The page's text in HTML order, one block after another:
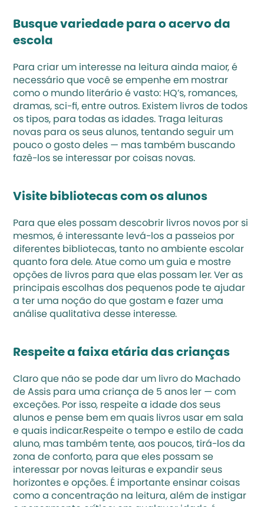
Busque variedade para o acervo da
escola
Para criar um interesse na leitura ainda maior, é
necessário que você se empenhe em mostrar
como o mundo literário é vasto: HQ’s, romances,
dramas, sci-fi, entre outros. Existem livros de todos
os tipos, para todas as idades. Traga leituras
novas para os seus alunos, tentando seguir um
pouco o gosto deles — mas também buscando
fazê-los se interessar por coisas novas.
Visite bibliotecas com os alunos
Para que eles possam descobrir livros novos por si
mesmos, é interessante levá-los a passeios por
diferentes bibliotecas, tanto no ambiente escolar
quanto fora dele. Atue como um guia e mostre
opções de livros para que elas possam ler. Ver as
principais escolhas dos pequenos pode te ajudar
análise qualitativa desse interesse.
Respeite a faixa etária das crianças
Claro que não se pode dar um livro do Machado
de Assis para uma criança de 5 anos ler — com
exceções. Por isso, respeite a idade dos seus
alunos e pense bem em quais livros usar em sala
e quais indicar.Respeite o tempo e estilo de cada
aluno, mas também tente, aos poucos, tirá-los da
zona de conforto, para que eles possam se
interessar por novas leituras e expandir seus
horizontes e opções. É importante ensinar coisas
como a concentração na leitura, além de instigar